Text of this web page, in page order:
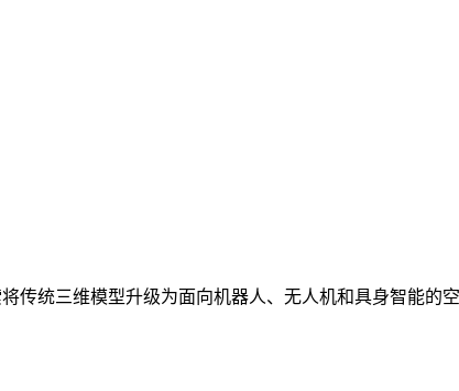
统三维模型升级为面向机器人、无人机和具身智能的空